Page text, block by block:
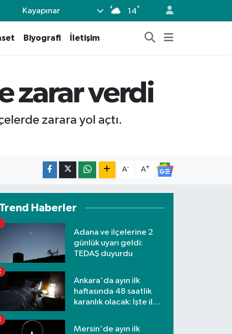
Kayapınar 14°
Biyografi İletişim
zarar verdi
zarara yol açtı.
A- A+
Trend Haberler
Adana ve ilçelerine 2
günlük uyarı geldi:
TEDAŞ duyurdu
Ankara'da ayın ilk
haftasında 48 saatlik
karanlık olacak: İşte ilçe
Mersin'de ayın ilk